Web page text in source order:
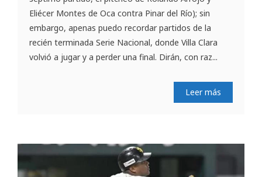
Eliécer Montes de Oca contra Pinar del Río); sin
embargo, apenas puedo recordar partidos de la
recién terminada Serie Nacional, donde Villa Clara
volvió a jugar y a perder una final. Dirán, con raz...
Leer más